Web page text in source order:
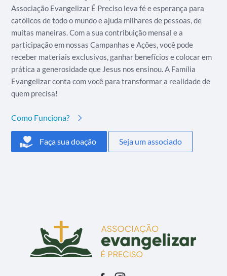
Associação Evangelizar É Preciso leva fé e esperança para
católicos de todo o mundo e ajuda milhares de pessoas, de
muitas maneiras. Com a sua contribuição mensal e a
participação em nossas Campanhas e Ações, você pode
receber materiais exclusivos, ganhar benefícios e colocar em
prática a generosidade que Jesus nos ensinou. A Família
Evangelizar conta com você para transformar a realidade de
quem precisa!
Como Funciona?
Faça sua doação Seja um associado